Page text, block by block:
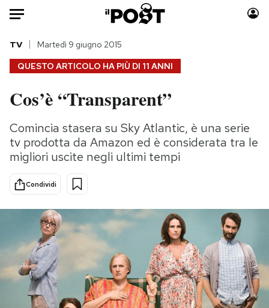
HOME
Italia
Politica
Tecnologia
Scienza
Economia
Sport
Moda
Consumismi
Storie/Idee
Altrecose
Mondiali calcio 2026
PODCAST
QUESTO ARTICOLO HA PIÙ DI 11 ANNI
TV Martedì 9 giugno 2015
Cos’è “Transparent”
Comincia stasera su Sky Atlantic, è una serie
tv prodotta da Amazon ed è considerata tra le
migliori uscite negli ultimi tempi
Condividi